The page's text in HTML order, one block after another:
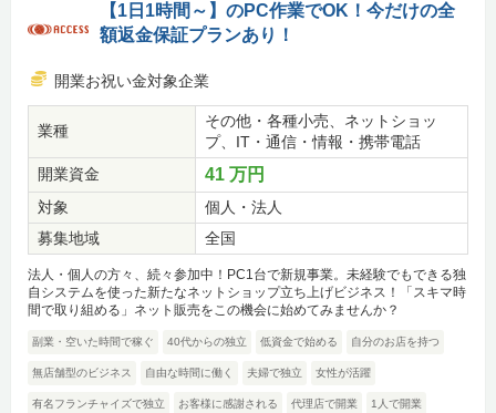
【1日1時間～】のPC作業でOK！今だけの全
額返金保証プランあり！
開業お祝い金対象企業
業種
その他・各種小売、ネットショッ
プ、IT・通信・情報・携帯電話
開業資金
41 万円
対象
個人・法人
募集地域
全国
法人・個人の方々、続々参加中！PC1台で新規事業。未経験でもできる独
自システムを使った新たなネットショップ立ち上げビジネス！「スキマ時
間で取り組める」ネット販売をこの機会に始めてみませんか？
副業・空いた時間で稼ぐ 40代からの独立 低資金で始める 自分のお店を持つ
無店舗型のビジネス 自由な時間に働く 夫婦で独立 女性が活躍
有名フランチャイズで独立 お客様に感謝される 代理店で開業 1人で開業